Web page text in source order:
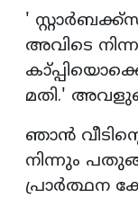
'
അവിടെ
മതി.'
ഞാന്‍
നിന്നും
പ്രാർത്ഥന